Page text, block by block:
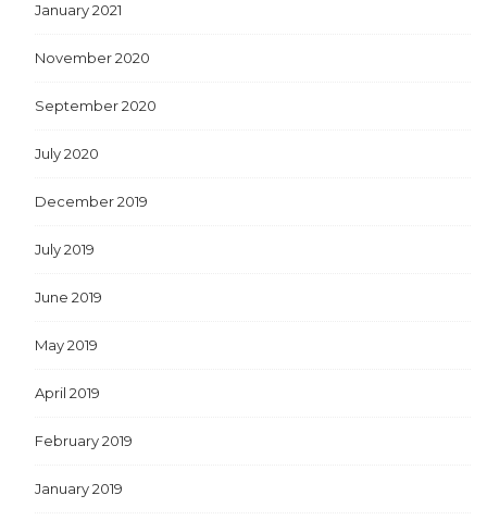
January 2021
November 2020
September 2020
July 2020
December 2019
July 2019
June 2019
May 2019
April 2019
February 2019
January 2019